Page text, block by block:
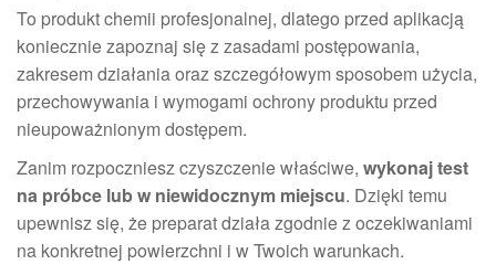
To produkt chemii profesjonalnej, dlatego przed aplikacją
koniecznie zapoznaj się z zasadami postępowania,
zakresem działania oraz szczegółowym sposobem użycia,
przechowywania i wymogami ochrony produktu przed
nieupoważnionym dostępem.
Zanim rozpoczniesz czyszczenie właściwe, wykonaj test
na próbce lub w niewidocznym miejscu. Dzięki temu
upewnisz się, że preparat działa zgodnie z oczekiwaniami
na konkretnej powierzchni i w Twoich warunkach.